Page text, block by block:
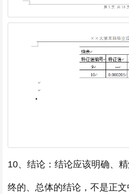
10、结论：结论应该明确、
终的、总体的结论，不是正